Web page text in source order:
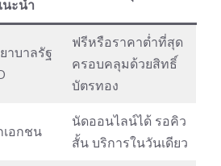
นะนำ
าบาลรัฐ
ฟรีหรือราคาต่ำที่สุด
ครอบคลุมด้วยสิทธิ์
บัตรทอง
อกชน
นัดออนไลน์ได้ รอคิว
สั้น บริการในวันเดียว